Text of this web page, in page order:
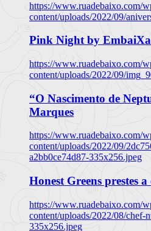
https://www.ruadebaixo.com/
content/uploads/2022/09/
Pink Night by
https://www.ruadebaixo.com/
content/uploads/2022/09/
“O Nascimento de
Marques
https://www.ruadebaixo.com/
content/uploads/2022/09/
a2bb0ce74d87-335x256.jpeg
Honest Greens prestes
https://www.ruadebaixo.com/
content/uploads/2022/08/chef-
335x256.jpeg